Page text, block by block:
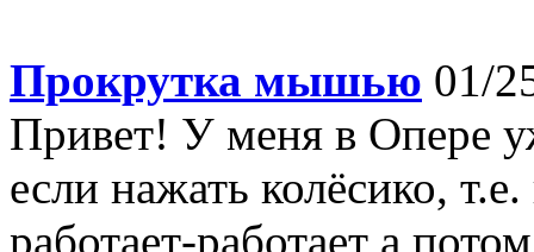
Прокрутка мышью 01/
Привет! У меня в Опере
если нажать колёсико,
работает-работает а